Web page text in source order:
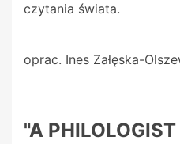
czytania świata.
oprac. Ines Załęska-
"A